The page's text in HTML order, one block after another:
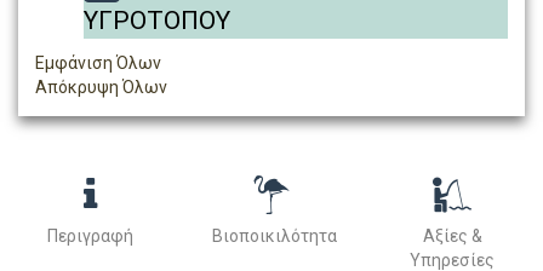
ΥΓΡΟΤΟΠΟΥ
Εμφάνιση Όλων
Απόκρυψη Όλων
Περιγραφή Βιοποικιλότητα
Αξίες &
Υπηρεσίες